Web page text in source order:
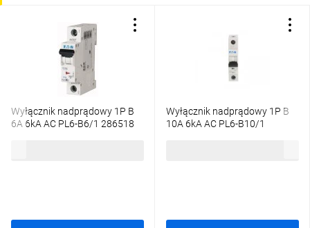
Wyłącznik nadprądowy 1P B
6A 6kA AC PL6-B6/1 286518
Wyłącznik nadprądowy 1P B
10A 6kA AC PL6-B10/1